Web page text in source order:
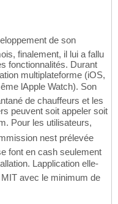
de son
finalement, il lui a fallu
fonctionnalités. Durant
multiplateforme (iOS,
lApple Watch). Son
de chauffeurs et les
peuvent soit appeler soit
Pour les utilisateurs,
nest prélevée
font en cash seulement
Lapplication elle-
avec le minimum de